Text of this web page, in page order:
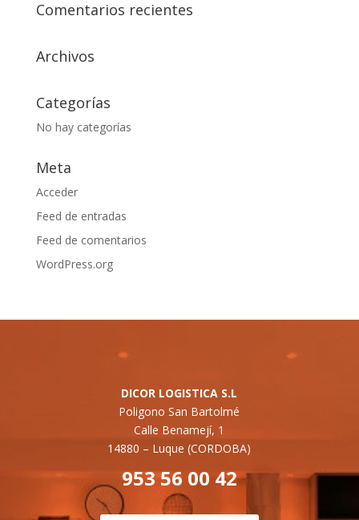
Comentarios recientes
Archivos
Categorías
No hay categorías
Meta
Acceder
Feed de entradas
Feed de comentarios
WordPress.org
DICOR LOGISTICA S.L
Poligono San Bartolmé
Calle Benamejí, 1
14880 – Luque (CORDOBA)
953 56 00 42